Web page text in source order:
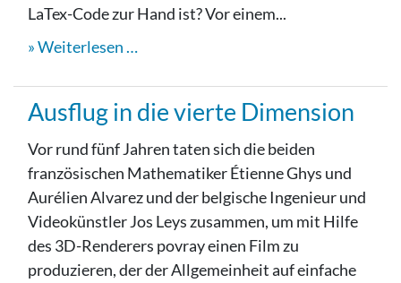
LaTex-Code zur Hand ist? Vor einem...
Weiterlesen …
Ausflug in die vierte Dimension
Vor rund fünf Jahren taten sich die beiden
französischen Mathematiker Étienne Ghys und
Aurélien Alvarez und der belgische Ingenieur und
Videokünstler Jos Leys zusammen, um mit Hilfe
des 3D-Renderers povray einen Film zu
produzieren, der der Allgemeinheit auf einfache